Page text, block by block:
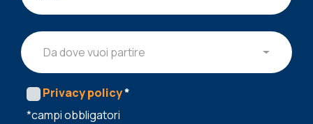
Da dove vuoi partire
Privacy policy*
*campi obbligatori